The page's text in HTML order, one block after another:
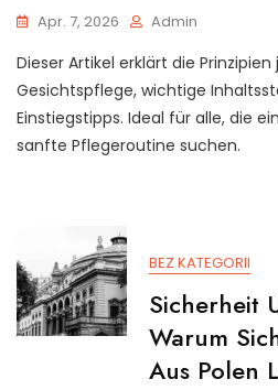
Apr. 7, 2026 Admin
Dieser Artikel erklärt die
Gesichtspflege, wichtige
Einstiegstipps. Ideal für alle, die
sanfte Pflegeroutine suchen.
BEZ KATEGORII
Sicherheit
Warum
Aus Polen